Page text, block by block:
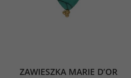
ZAWIESZKA MARIE D’OR